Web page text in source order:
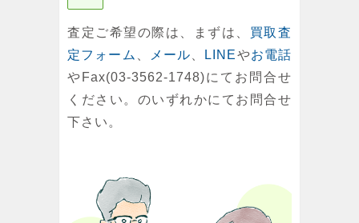
査定ご希望の際は、まずは、 買取査
定フォーム
メール LINEやお電話
やFax(03-3562-1748)にてお問合せ
ください。のいずれかにてお問合せ
下さい。